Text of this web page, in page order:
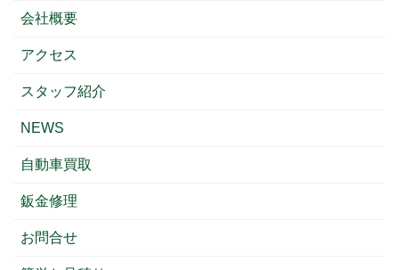
会社概要
アクセス
スタッフ紹介
NEWS
自動車買取
鈑金修理
お問合せ